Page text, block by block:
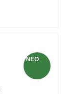
NEO